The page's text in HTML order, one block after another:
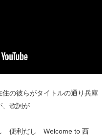
の彼らがタイトルの通り兵庫
、歌詞が
便利だし Welcome to 西